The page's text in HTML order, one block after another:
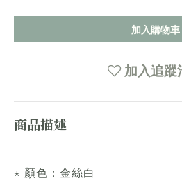
加入購物車
加入追蹤
商品描述
⋆ 顏色：金絲白